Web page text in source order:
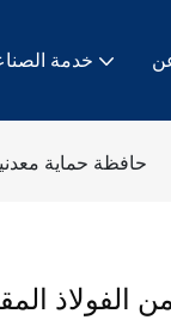
خدمة
حافظة حماية
الفولاذ